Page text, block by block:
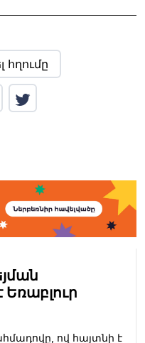
հղումը
Եռաբլուր
ով հայտնի է